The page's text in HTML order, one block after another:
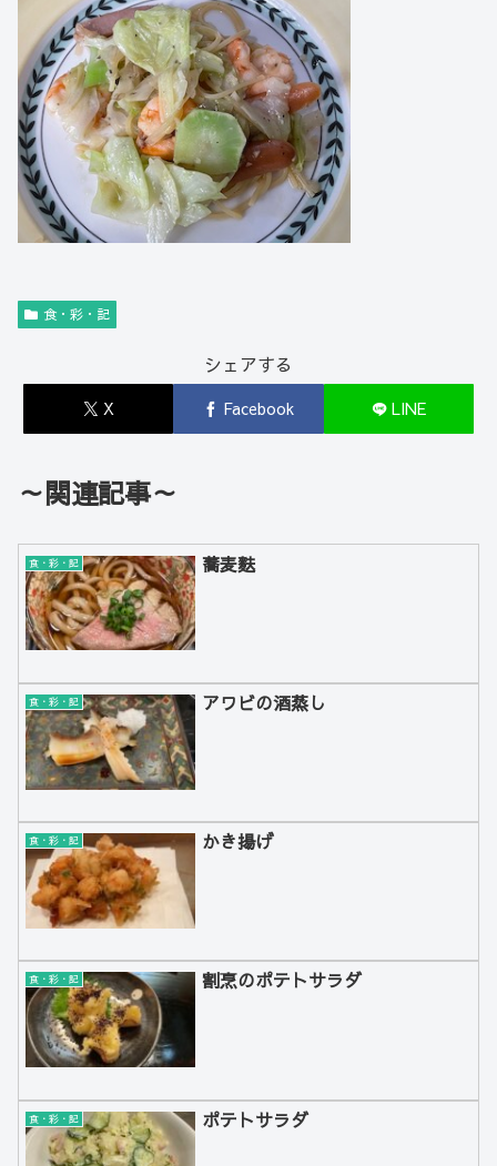
食・彩・記
シェアする
X Facebook LINE
～関連記事～
食・彩・記 蕎麦麩
食・彩・記 アワビの酒蒸し
食・彩・記 かき揚げ
食・彩・記 割烹のポテトサラダ
食・彩・記 ポテトサラダ